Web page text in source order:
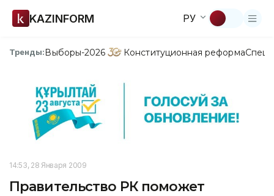
KAZINFORM РУ
Тренды:Выборы-2026 Конституционная реформа
14:53, 28 Января 2009
Правительство РК поможет